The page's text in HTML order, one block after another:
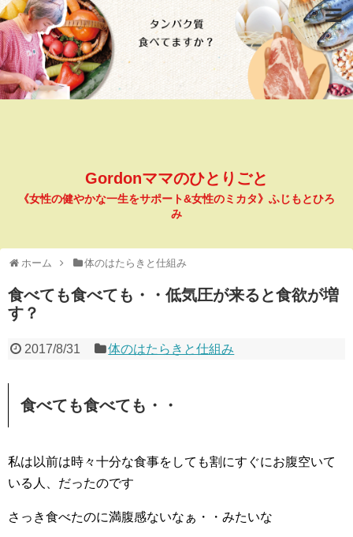
Gordonママのひとりごと
《女性の健やかな一生をサポート&女性のミカタ》ふじもとひろ
み
ホーム 体のはたらきと仕組み
食べても食べても・・低気圧が来ると食欲が増
す？
2017/8/31 体のはたらきと仕組み
食べても食べても・・
私は以前は時々十分な食事をしても割にすぐにお腹空いて
いる人、だったのです
さっき食べたのに満腹感ないなぁ・・みたいな